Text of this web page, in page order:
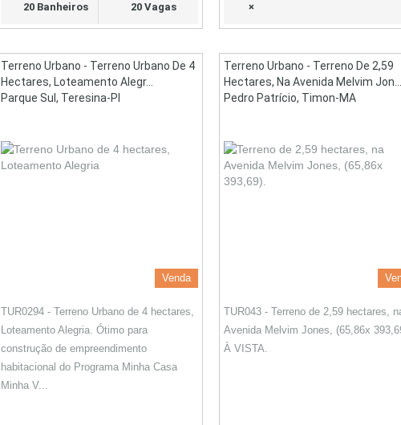
20 Banheiros 20 Vagas ×
Terreno Urbano - Terreno Urbano De 4
Hectares, Loteamento Alegr...
Parque Sul, Teresina-PI
Venda
TUR0294 - Terreno Urbano de 4 hectares,
Loteamento Alegria. Ótimo para
construção de empreendimento
habitacional do Programa Minha Casa
Minha V...
Terreno Urbano - Terreno De 2,59
Hectares, Na Avenida Melvim Jon...
Pedro Patrício, Timon-MA
TUR043 - Terreno de 2,59 hectares,
Avenida Melvim Jones, (65,86x
À VISTA.